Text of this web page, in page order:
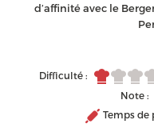
d’affinité avec le
Difficulté :
Note :
Temps de